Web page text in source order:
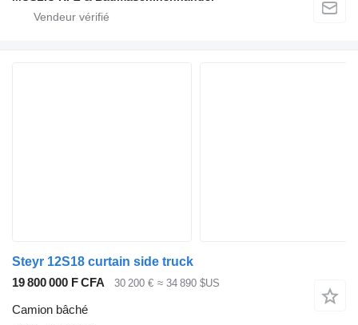
Steyr 12S18 curtain side truck
19 800 000 F CFA
30 200 € ≈ 34 890 $US
Camion bâché